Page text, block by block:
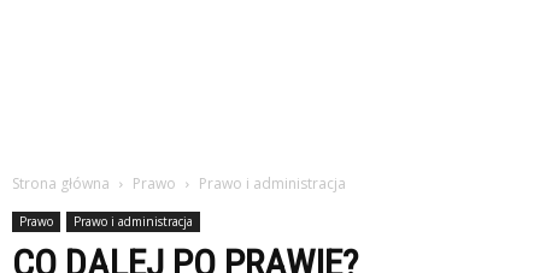
Strona główna Prawo Prawo i administracja
Prawo Prawo i administracja
CO DALEJ PO PRAWIE?